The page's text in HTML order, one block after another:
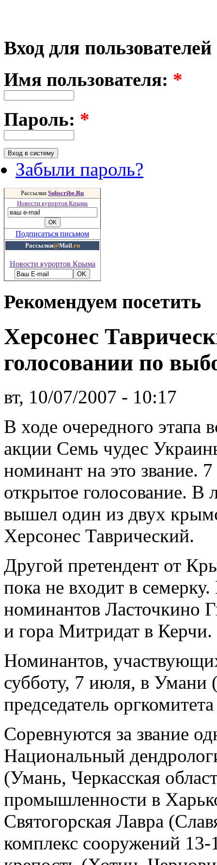
Вход для пользователей
Имя пользователя: *
Пароль: *
Забыли пароль?
Рассылки Subscribe.Ru
Новости курортов Крыма
Подписаться письмом
Рассылки@Mail.ru
Новости курортов Крыма
Рекомендуем посетить
Херсонес
голосовании по
вт, 10/07/2007 - 10:17
В ходе очередного этапа
акции Семь чудес
номинант на это звание.
открытое голосование. В
вышел один из двух
Херсонес Таврический.
Другой претендент от
пока не входит в
номинантов Ласточкино
и гора Митридат в Керчи.
Номинантов,
субботу, 7 июля, в Умани
председатель
Соревнуются за звание
Национальный
(Умань, Черкасская
промышленности в
Святогорская Лавра
комплекс сооружений 13-